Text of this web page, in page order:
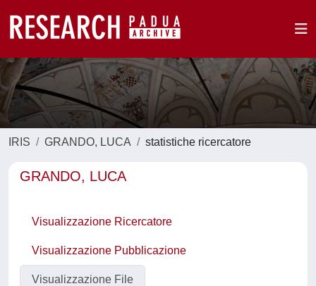
IRIS GRANDO, LUCA statistiche ricercatore
GRANDO, LUCA
Visualizzazione Ricercatore
Visualizzazione Pubblicazione
Visualizzazione File